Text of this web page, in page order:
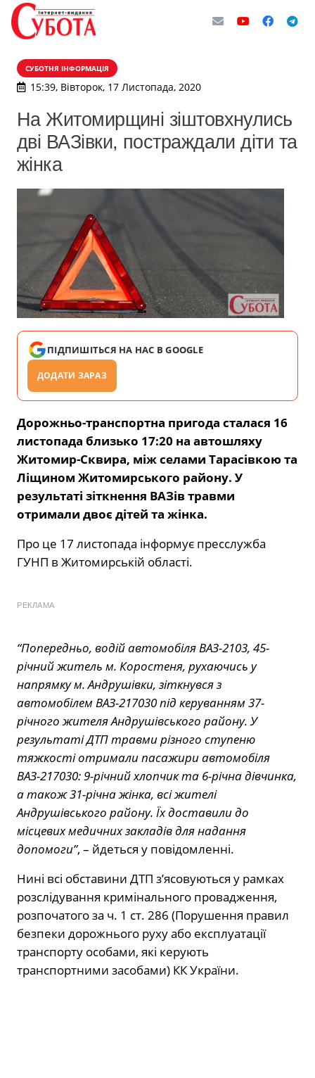
СУБОТНЯ ІНФОРМАЦІЯ
15:39, Вівторок, 17 Листопада, 2020
На Житомирщині зіштовхнулись
дві ВАЗівки, постраждали діти та
жінка
ПІДПИШІТЬСЯ НА НАС В GOOGLE
ДОДАТИ ЗАРАЗ
Дорожньо-транспортна пригода сталася 16
листопада близько 17:20 на автошляху
Житомир-Сквира, між селами Тарасівкою та
Ліщином Житомирського району. У
результаті зіткнення ВАЗів травми
отримали двоє дітей та жінка.
Про це 17 листопада інформує пресслужба
ГУНП в Житомирській області.
РЕКЛАМА
“Попередньо, водій автомобіля ВАЗ-2103, 45-
річний житель м. Коростеня, рухаючись у
напрямку м. Андрушівки, зіткнувся з
автомобілем ВАЗ-217030 під керуванням 37-
річного жителя Андрушівського району. У
результаті ДТП травми різного ступеню
тяжкості отримали пасажири автомобіля
ВАЗ-217030: 9-річний хлопчик та 6-річна дівчинка,
а також 31-річна жінка, всі жителі
Андрушівського району. Їх доставили до
місцевих медичних закладів для надання
допомоги”, – йдеться у повідомленні.
Нині всі обставини ДТП з’ясовуються у рамках
розслідування кримінального провадження,
розпочатого за ч. 1 ст. 286 (Порушення правил
безпеки дорожнього руху або експлуатації
транспорту особами, які керують
транспортними засобами) КК України.